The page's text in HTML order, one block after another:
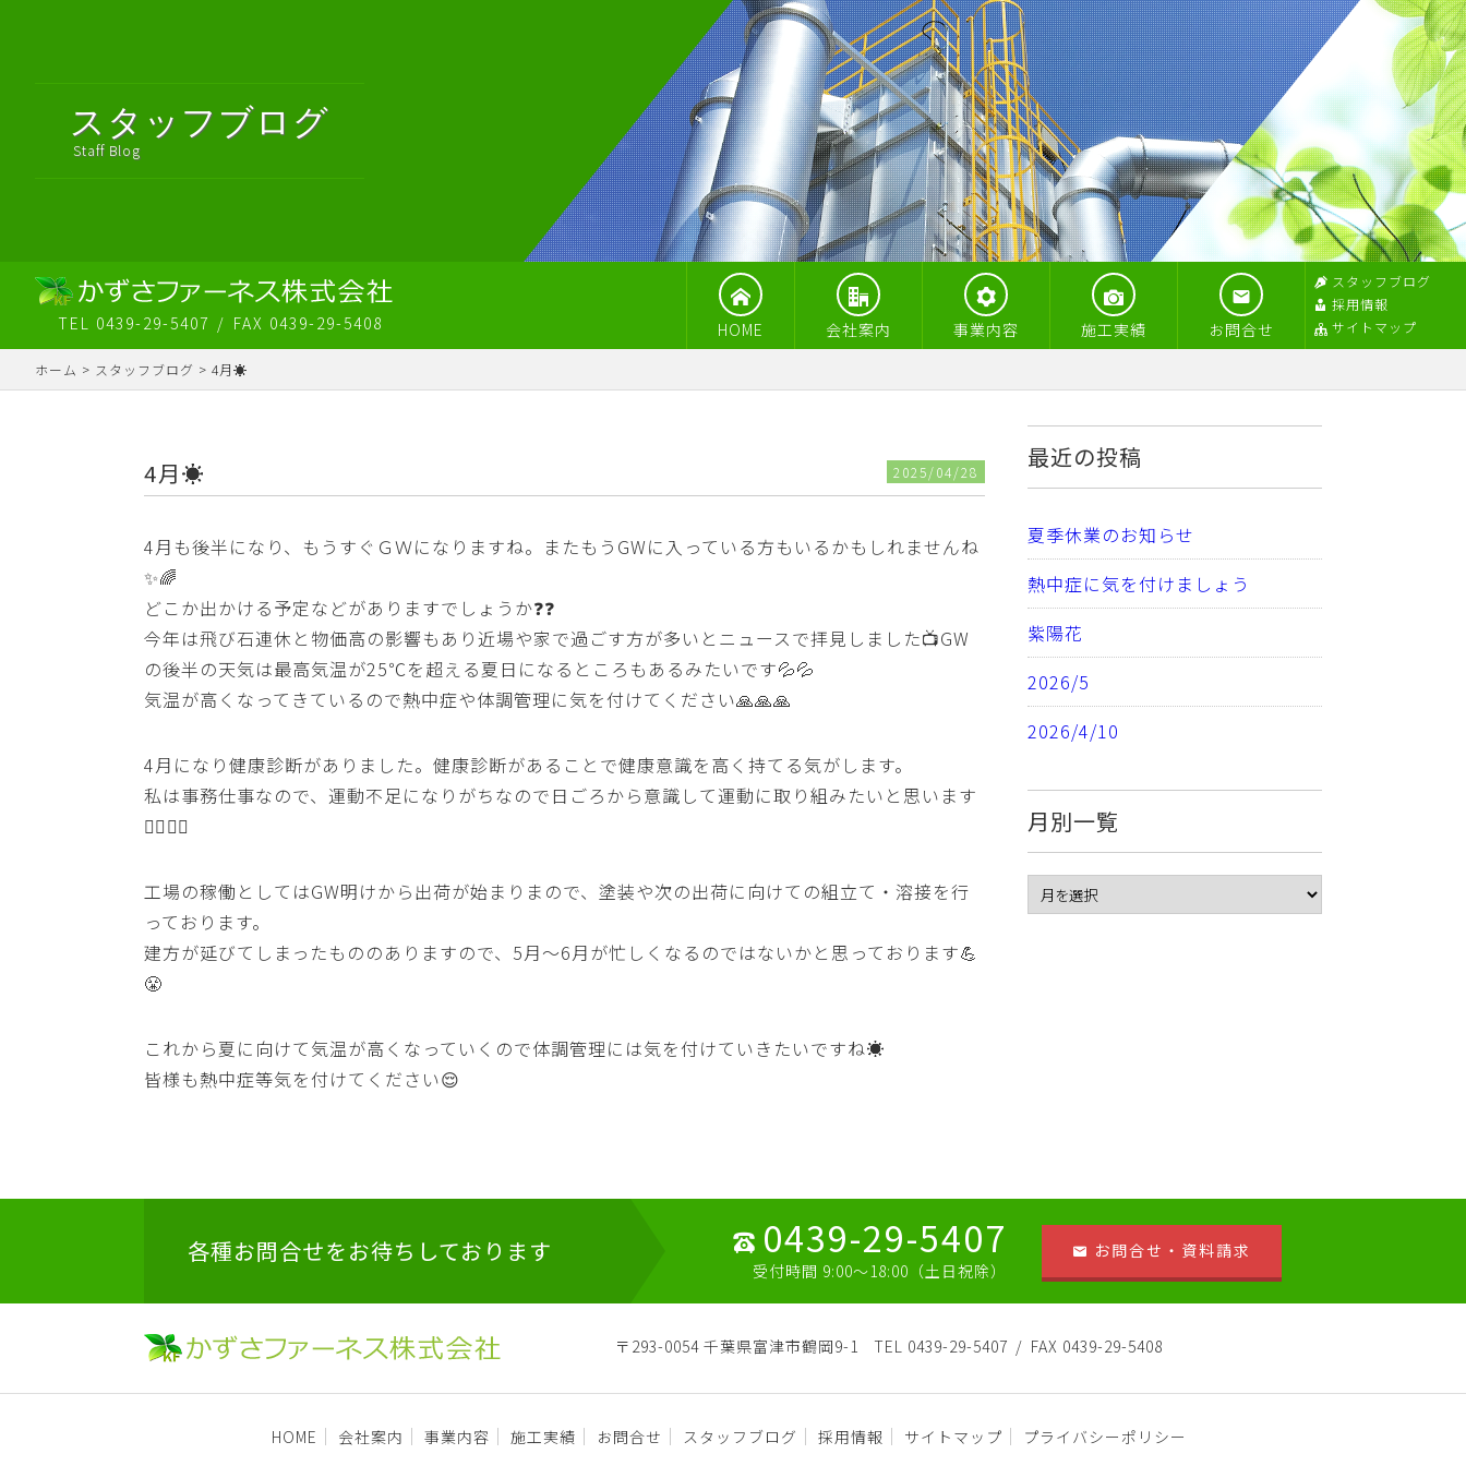
スタッフブログ
Staff Blog
TEL 0439-29-5407 FAX 0439-29-5408 HOME 会社案内 事業内容 施工実績 お問合せ
スタッフブログ
採用情報
サイトマップ
ホーム > スタッフブログ > 4月☀️
4月☀️ 2025/04/28
4月も後半になり、もうすぐＧＷになりますね。またもうGWに入っている方もいるかもしれませんね
✨🌈
どこか出かける予定などがありますでしょうか❓❓
今年は飛び石連休と物価高の影響もあり近場や家で過ごす方が多いとニュースで拝見しました📺GW
の後半の天気は最高気温が25℃を超える夏日になるところもあるみたいです💦💦
気温が高くなってきているので熱中症や体調管理に気を付けてください🙏🙏🙏
4月になり健康診断がありました。健康診断があることで健康意識を高く持てる気がします。
私は事務仕事なので、運動不足になりがちなので日ごろから意識して運動に取り組みたいと思います
🏃‍♀️🏃‍♀️
工場の稼働としてはGW明けから出荷が始まりまので、塗装や次の出荷に向けての組立て・溶接を行
っております。
建方が延びてしまったもののありますので、5月～6月が忙しくなるのではないかと思っております💪
😤
これから夏に向けて気温が高くなっていくので体調管理には気を付けていきたいですね☀️
皆様も熱中症等気を付けてください😌
最近の投稿
夏季休業のお知らせ
熱中症に気を付けましょう
紫陽花
2026/5
2026/4/10
月別一覧
各種お問合せをお待ちしております 0439-29-5407
受付時間 9:00～18:00（土日祝除）
お問合せ・資料請求
〒293-0054 千葉県富津市鶴岡9-1 TEL 0439-29-5407 FAX 0439-29-5408
HOME 会社案内 事業内容 施工実績 お問合せ スタッフブログ 採用情報 サイトマップ プライバシーポリシー